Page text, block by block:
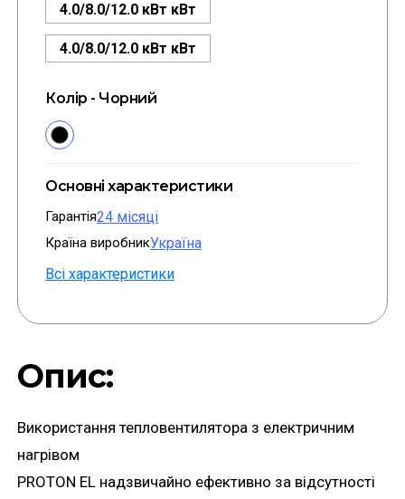
4.0/8.0/12.0 кВт кВт
4.0/8.0/12.0 кВт кВт
Колір - Чорний
Основні характеристики
Гарантія24 місяці
Країна виробникУкраїна
Всі характеристики
Опис:
Використання тепловентилятора з електричним
нагрівом
PROTON EL надзвичайно ефективно за відсутності